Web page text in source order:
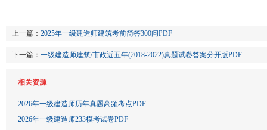
上一篇： 2025年一级建造师建筑考前简答300问PDF
下一篇： 一级建造师建筑/市政近五年(2018-2022)真题试卷答案分开版PDF
相关资源
2026年一级建造师历年真题高频考点PDF
2026年一级建造师233模考试卷PDF